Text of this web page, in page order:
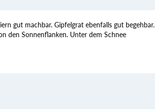
gut machbar. Gipfelgrat ebenfalls gut begehbar.
den Sonnenflanken. Unter dem Schnee